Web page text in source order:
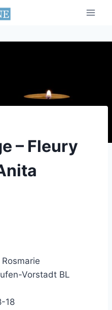
– Fleury
Vorstadt BL
18